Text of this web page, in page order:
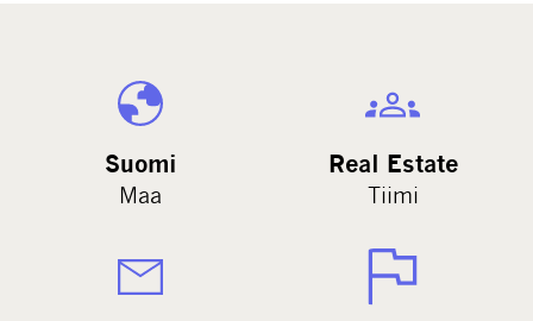
Suomi
Maa
Real Estate
Tiimi